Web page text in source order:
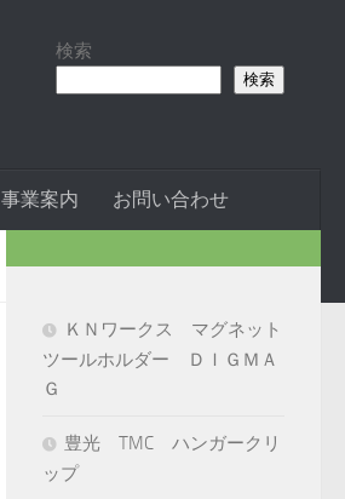
検索
検索
事業案内 お問い合わせ
ＫＮワークス マグネット
ツールホルダー ＤＩＧＭＡ
Ｇ
豊光 TMC ハンガークリ
ップ